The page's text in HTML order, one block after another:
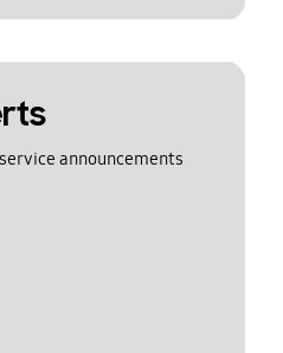
announcements